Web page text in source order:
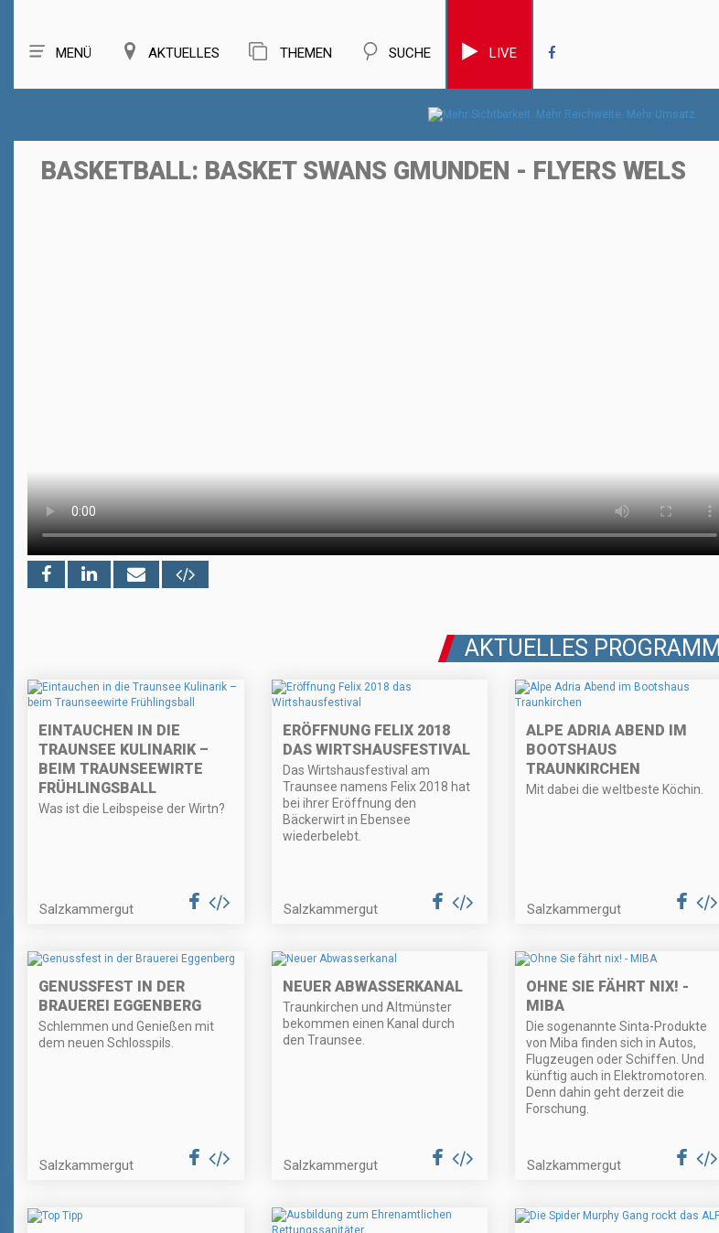
MENÜ AKTUELLES THEMEN SUCHE LIVE
BASKETBALL: BASKET SWANS GMUNDEN - FLYERS WELS
AKTUELLES PROGRAMM
EINTAUCHEN IN DIE
TRAUNSEE KULINARIK –
BEIM TRAUNSEEWIRTE
FRÜHLINGSBALL
Was ist die Leibspeise der Wirtn?
Salzkammergut
ERÖFFNUNG FELIX 2018
DAS WIRTSHAUSFESTIVAL
Das Wirtshausfestival am
Traunsee namens Felix 2018 hat
bei ihrer Eröffnung den
Bäckerwirt in Ebensee
wiederbelebt.
Salzkammergut
ALPE ADRIA ABEND IM
BOOTSHAUS
TRAUNKIRCHEN
Mit dabei die weltbeste Köchin.
Salzkammergut
GENUSSFEST IN DER
BRAUEREI EGGENBERG
Schlemmen und Genießen mit
dem neuen Schlosspils.
Salzkammergut
NEUER ABWASSERKANAL
Traunkirchen und Altmünster
bekommen einen Kanal durch
den Traunsee.
Salzkammergut
OHNE SIE FÄHRT NIX! -
MIBA
Die sogenannte Sinta-Produkte
von Miba finden sich in Autos,
Flugzeugen oder Schiffen. Und
künftig auch in Elektromotoren.
Denn dahin geht derzeit die
Forschung.
Salzkammergut